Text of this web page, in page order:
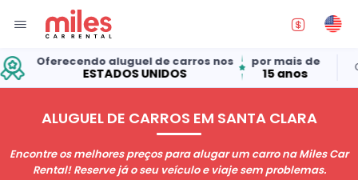
aluguel de carros nos
ESTADOS UNIDOS
por mais de Classificação:
ALUGUEL DE CARROS EM SANTA CLARA
Encontre os melhores preços para alugar um carro na Miles Car
Rental! Reserve já o seu veículo e viaje sem problemas.